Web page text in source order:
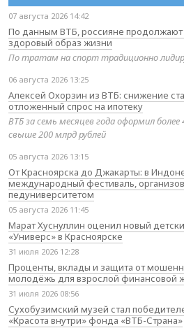
07 августа 2026 14:42
По данным ВТБ, россияне продолжают
здоровый образ жизни
По тратам на спорт традиционно
06 августа 2026 13:25
Алексей Охорзин из ВТБ: снижение
отложенный спрос на ипотеку
ВТБ за семь месяцев года оформил
свыше 200 млрд рублей
05 августа 2026 13:15
От Красноярска до Джакарты: в
международный фестиваль,
педуниверситетом
05 августа 2026 11:45
Марат Хуснуллин оценил новый
«Универс» в Красноярске
31 июля 2026 12:28
Проценты, вклады и защита от
молодёжь для взрослой финансовой
31 июля 2026 08:56
Сухобузимский музей стал
«Красота внутри» фонда «ВТБ-Страна»